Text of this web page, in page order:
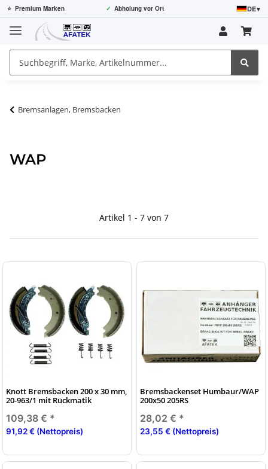
⭐ Premium Marken ✓ Abholung vor Ort DE▾
Bremsanlagen, Bremsbacken
WAP
Artikel 1 - 7 von 7
Knott Bremsbacken 200 x 30 mm,
20-963/1 mit Rückmatik
109,38 € *
91,92 € (Nettopreis)
Bremsbackenset Humbaur/WAP
200x50 205RS
28,02 € *
23,55 € (Nettopreis)